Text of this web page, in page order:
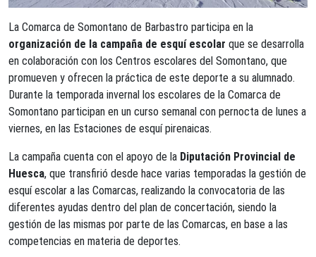
La Comarca de Somontano de Barbastro participa en la
organización de la campaña de esquí escolar que se desarrolla
en colaboración con los Centros escolares del Somontano, que
promueven y ofrecen la práctica de este deporte a su alumnado.
Durante la temporada invernal los escolares de la Comarca de
Somontano participan en un curso semanal con pernocta de lunes a
viernes, en las Estaciones de esquí pirenaicas.
La campaña cuenta con el apoyo de la Diputación Provincial de
Huesca, que transfirió desde hace varias temporadas la gestión de
esquí escolar a las Comarcas, realizando la convocatoria de las
diferentes ayudas dentro del plan de concertación, siendo la
gestión de las mismas por parte de las Comarcas, en base a las
competencias en materia de deportes.